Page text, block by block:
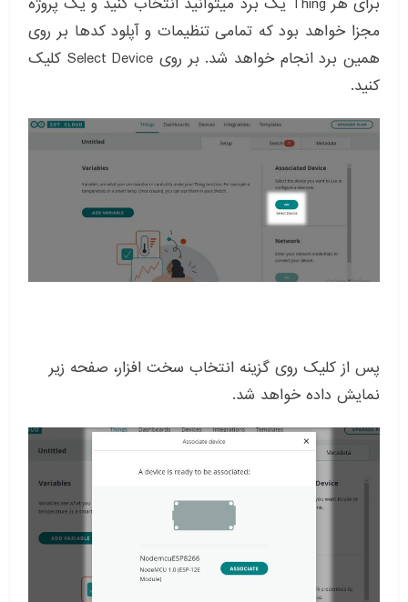
مجزا خواهد بود که تمامی تنظیمات و آپلود کدها بر روی
همین برد انجام خواهد شد. بر روی Select Device کلیک
کنید.
پس از کلیک روی گزینه انتخاب سخت افزار، صفحه زیر
نمایش داده خواهد شد.